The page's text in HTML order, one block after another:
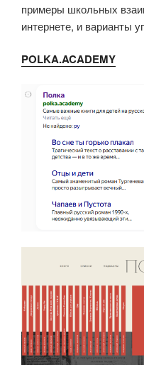
примеры школьных
интернете, и варианты
POLKA.ACADEMY